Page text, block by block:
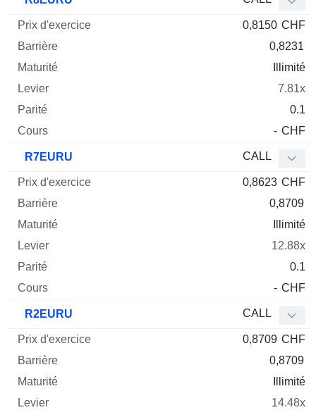
0,8150 CHF
0,8231
Illimité
7.81x
0.1
- CHF
R7EURU CALL
0,8623 CHF
0,8709
Illimité
12.88x
0.1
- CHF
R2EURU CALL
0,8709 CHF
0,8709
Illimité
14.48x